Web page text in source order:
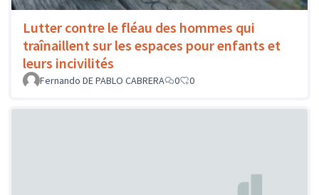
Lutter contre le fléau des hommes qui
traînaillent sur les espaces pour enfants et
leurs incivilités
Fernando DE PABLO CABRERA 0 0